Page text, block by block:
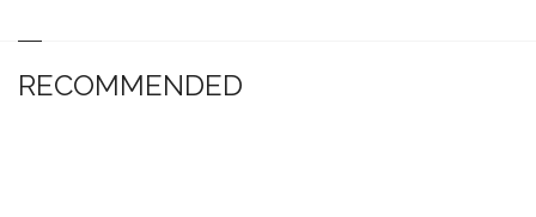
RECOMMENDED